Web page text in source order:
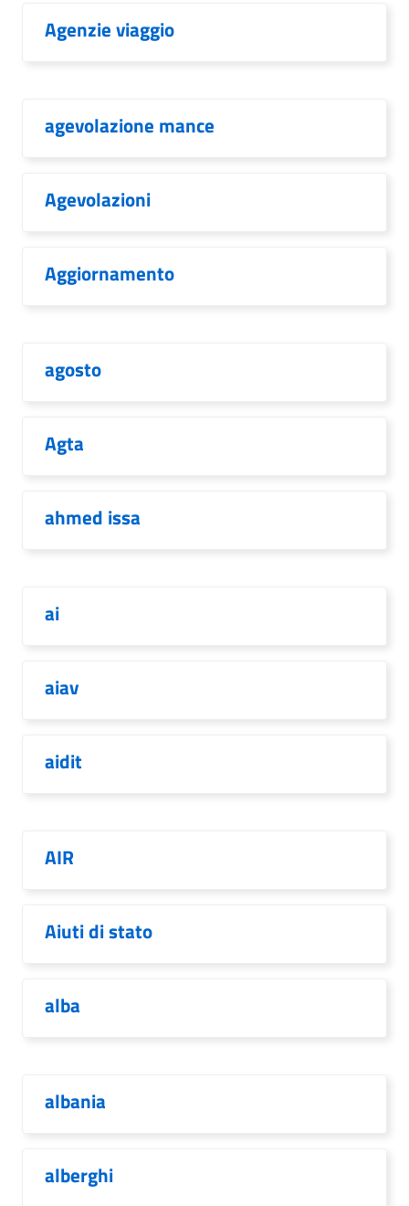
Agenzie viaggio
agevolazione mance
Agevolazioni
Aggiornamento
agosto
Agta
ahmed issa
ai
aiav
aidit
AIR
Aiuti di stato
alba
albania
alberghi